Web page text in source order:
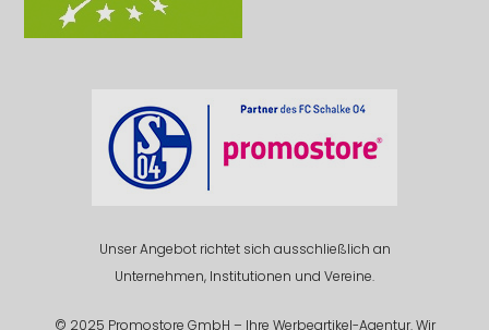
Unser Angebot richtet sich ausschließlich an
Unternehmen, Institutionen und Vereine.
© 2025 Promostore GmbH – Ihre Werbeartikel-Agentur. Wir